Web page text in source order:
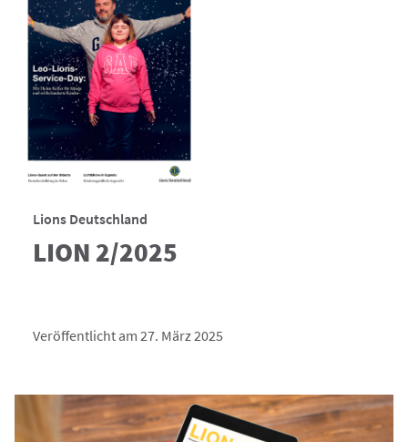
Lions Deutschland
LION 2/2025
Veröffentlicht am 27. März 2025